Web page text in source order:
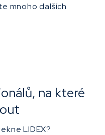
mnoho dalších
na které
LIDEX?